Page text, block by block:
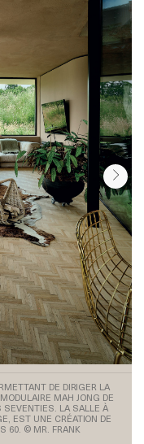
DE DIRIGER LA
MAH JONG DE
SEVENTIES. LA SALLE À
EST UNE CRÉATION DE
60. © MR. FRANK